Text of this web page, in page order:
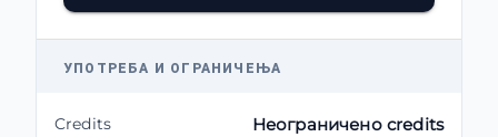
УПОТРЕБА И ОГРАНИЧЕЊА
Credits Неограничено credits